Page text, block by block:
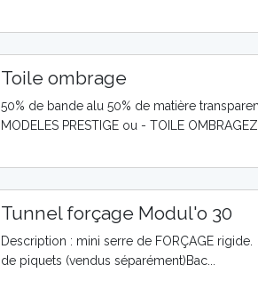
Toile ombrage
50% de bande alu 50% de matière
MODELES PRESTIGE ou - TOILE OMBRAGEZ
Tunnel forçage Modul'o 30
Description : mini serre de FORÇAGE
de piquets (vendus séparément)Bac...